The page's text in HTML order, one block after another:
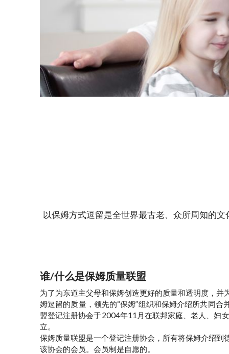
以保姆方式逗留是全世界最古老、众所周知的
谁/什么是保姆质量联盟
为了为东道主父母和保姆创造更好的质量和透明度，并
姆逗留的质量，领先的“保姆”组织和保姆介绍所共同合
盟登记注册协会于2004年11月在联邦家庭、老人、妇
立。
保姆质量联盟是一个登记注册协会，所有将保姆介绍到
该协会的会员。会员制是自愿的。